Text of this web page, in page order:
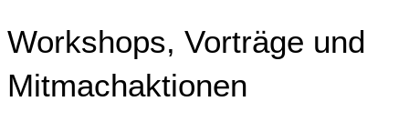
Workshops, Vorträge und
Mitmachaktionen